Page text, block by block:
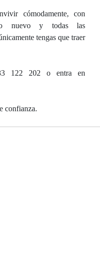
cómodamente, con
nuevo y todas las
tengas que traer
122 202 o entra en
confianza.